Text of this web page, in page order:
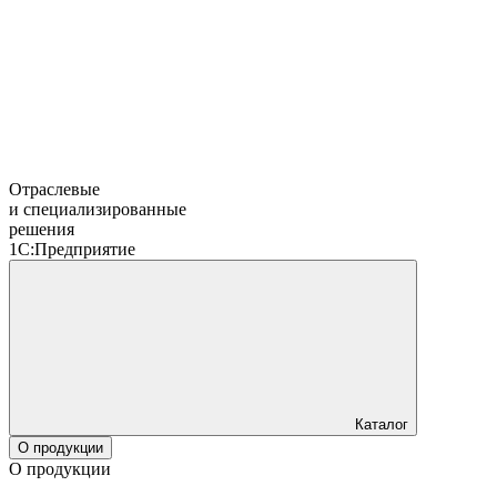
Отраслевые
и специализированные
решения
1С:Предприятие
Каталог
О продукции
О продукции